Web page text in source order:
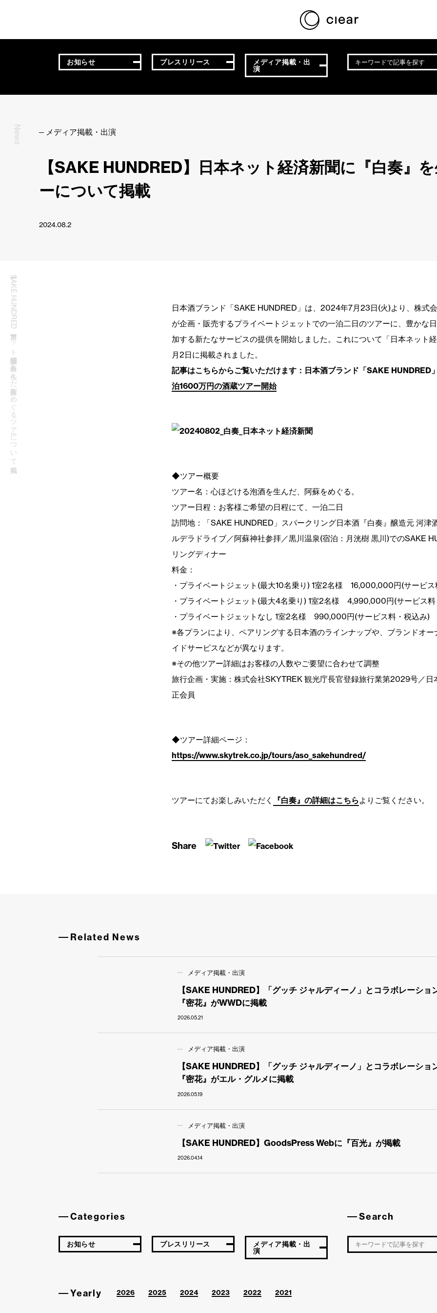
お知らせ プレスリリース メディア掲載・出
演
News メディア掲載・出演
【SAKE HUNDRED】日本ネット経済新聞に『白奏』
ーについて掲載
2024.08.2
【SAKE HUNDRED】日本ネット経済新聞に『白奏』を生んだ阿蘇をめぐるツアーについて掲載
日本酒ブランド「SAKE HUNDRED」は、2024年7月23日(火)より、株式
が企画・販売するプライベートジェットでの一泊二日のツアーに、豊かな
加する新たなサービスの提供を開始しました。これについて「日本ネット
月2日に掲載されました。
記事はこちらからご覧いただけます：日本酒ブランド「SAKE HUNDRED
泊1600万円の酒蔵ツアー開始
◆ツアー概要
ツアー名：心ほどける泡酒を生んだ、阿蘇をめぐる。
ツアー日程：お客様ご希望の日程にて、一泊二日
訪問地：「SAKE HUNDRED」スパークリング日本酒『白奏』醸造元 河津
ルデラドライブ／阿蘇神社参拝／黒川温泉(宿泊：月洸樹 黒川)でのSAKE
リングディナー
料金：
・プライベートジェット(最大10名乗り) 1室2名様 16,000,000円(サービス
・プライベートジェット(最大4名乗り) 1室2名様 4,990,000円(サービス
・プライベートジェットなし 1室2名様 990,000円(サービス料・税込み)
※各プランにより、ペアリングする日本酒のラインナップや、ブランドオー
イドサービスなどが異なります。
※その他ツアー詳細はお客様の人数やご要望に合わせて調整
旅行企画・実施：株式会社SKYTREK 観光庁長官登録旅行業第2029号／日
正会員
◆ツアー詳細ページ：
https://www.skytrek.co.jp/tours/aso_sakehundred/
ツアーにてお楽しみいただく 『白奏』の詳細はこちら よりご覧ください。
Share
Related News
メディア掲載・出演
【SAKE HUNDRED】「グッチ ジャルディーノ」とコラボレーショ
『密花』がWWDに掲載
2026.05.21
メディア掲載・出演
【SAKE HUNDRED】「グッチ ジャルディーノ」とコラボレーショ
『密花』がエル・グルメに掲載
2026.05.19
メディア掲載・出演
【SAKE HUNDRED】GoodsPress Webに『百光』が掲載
2026.04.14
Categories
お知らせ プレスリリース メディア掲載・出
演
Yearly 2026 2025 2024 2023 2022 2021
Search